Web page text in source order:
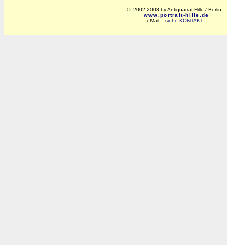
© 2002-2008 by Antiquariat Hille / Berlin
www.portrait-hille.de
eMail : siehe KONTAKT